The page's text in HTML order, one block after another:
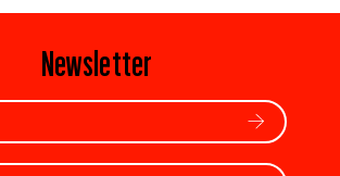
Newsletter